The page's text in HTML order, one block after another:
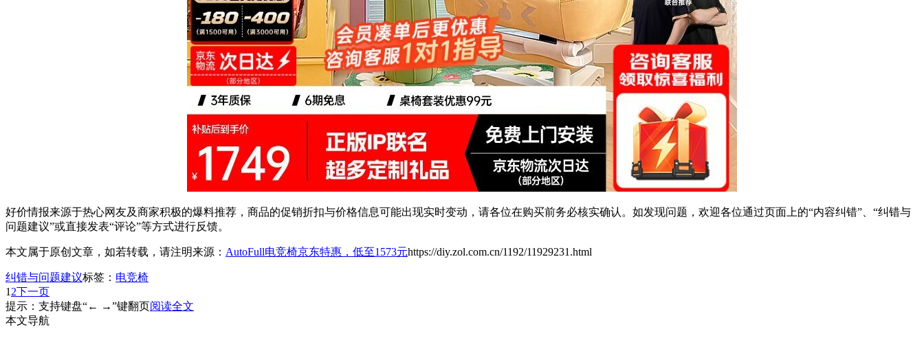
好价情报来源于热心网友及商家积极的爆料推荐，商品的促销折扣与价格信息可能出现实时变动，请各位在购买前务必核实确认。如发现问题，欢迎各位通过页面上的“内容纠错”、“纠错与
问题建议”或直接发表“评论”等方式进行反馈。
本文属于原创文章，如若转载，请注明来源： AutoFull电竞椅京东特惠，低至1573元https://diy.zol.com.cn/1192/11929231.html
纠错与问题建议标签： 电竞椅
1 2下一页
提示：支持键盘“← →”键翻页阅读全文
本文导航